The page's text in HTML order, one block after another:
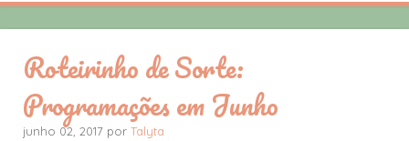
Roteirinho de Sorte:
Programações em Junho
junho 02, 2017 por Talyta